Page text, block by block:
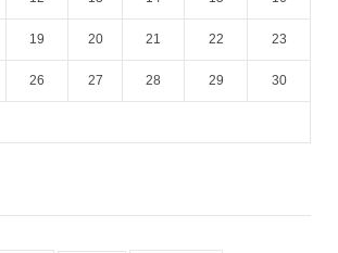
19 20 21 22 23
26 27 28 29 30